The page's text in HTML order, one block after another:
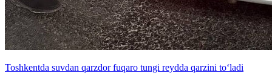
Toshkentda suvdan qarzdor fuqaro tungi reydda qarzini to‘ladi